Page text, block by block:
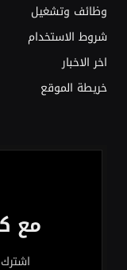
وظائف وتشغيل
شروط الاستخدام
اخر الاخبار
خريطة الموقع
مع